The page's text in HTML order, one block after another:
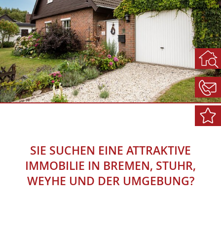
SIE SUCHEN EINE ATTRAKTIVE
IMMOBILIE IN BREMEN, STUHR,
WEYHE UND DER UMGEBUNG?